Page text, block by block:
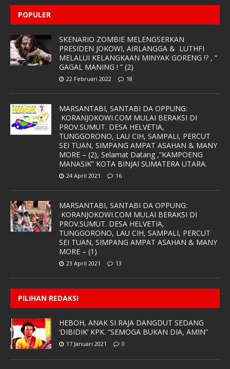
POPULER
SKENARIO ZOMBIE MELENGSERKAN
PRESIDEN JOKOWI, AIRLANGGA & LUTHFI
MELALUI KELANGKAAN MINYAK GORENG !? , “
GAGAL MANING ! ” (2)
22 Februari 2022 18
MARSANTABI, SANTABI DA OPPUNG:
KORANJOKOWI.COM MULAI BERAKSI DI
PROV.SUMUT. DESA HELVETIA,
TUNGGORONO, LAU CIH, SAMPALI, PERCUT
SEI TUAN, SIMPANG AMPAT ASAHAN & MANY
MORE – (2), Selamat Datang ,”KAMPOENG
MANASIK” KOTA BINJAI SUMATERA UTARA.
24 April 2021 16
MARSANTABI, SANTABI DA OPPUNG:
KORANJOKOWI.COM MULAI BERAKSI DI
PROV.SUMUT. DESA HELVETIA,
TUNGGORONO, LAU CIH, SAMPALI, PERCUT
SEI TUAN, SIMPANG AMPAT ASAHAN & MANY
MORE – (1)
23 April 2021 13
PILIHAN REDAKSI
HEBOH, ANAK SI RAJA DANGDUT SEDANG
‘DIBIDIK’ KPK. “SEMOGA BUKAN DIA, AMIN”
17 Januari 2021 0